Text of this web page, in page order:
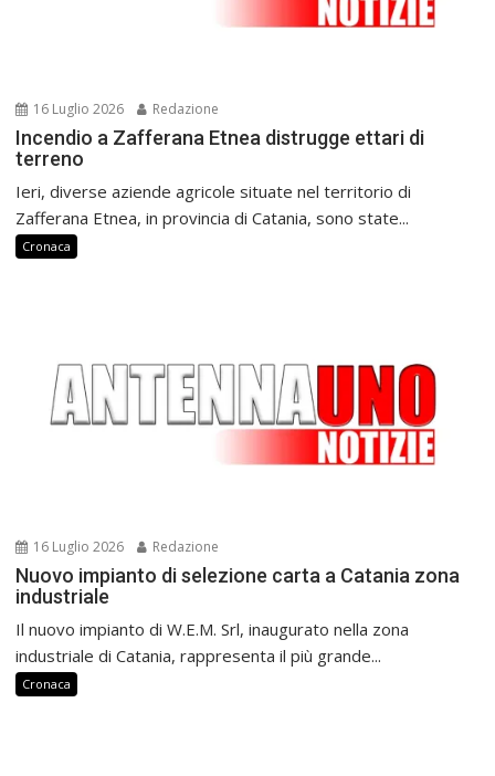
16 Luglio 2026 Redazione
Incendio a Zafferana Etnea distrugge ettari di
terreno
Ieri, diverse aziende agricole situate nel territorio di
Zafferana Etnea, in provincia di Catania, sono state...
Cronaca
16 Luglio 2026 Redazione
Nuovo impianto di selezione carta a Catania zona
industriale
Il nuovo impianto di W.E.M. Srl, inaugurato nella zona
industriale di Catania, rappresenta il più grande...
Cronaca